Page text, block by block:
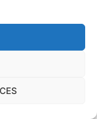
des règles sont
celui-ci.
possible le
encore
les risques